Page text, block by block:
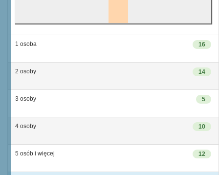
16
1 osoba
14
2 osoby
5
3 osoby
10
4 osoby
12
5 osób i więcej